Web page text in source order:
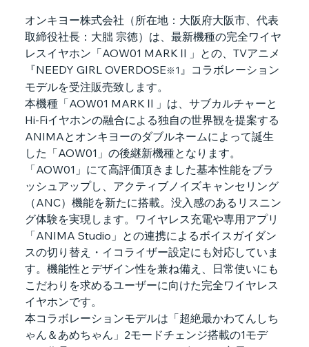
オンキヨー株式会社（所在地：大阪府大阪市、代表
取締役社長：大朏 宗徳）は、最新機種の完全ワイヤ
レスイヤホン「AOW01 MARKⅡ」との、TVアニメ
『NEEDY GIRL OVERDOSE※1 』コラボレーション
モデルを受注販売致します。
本機種「AOW01 MARKⅡ」は、サブカルチャーと
Hi-Fiイヤホンの融合による独自の世界観を提案する
ANIMAとオンキヨーのダブルネームによって誕生
した「AOW01」の後継新機種となります。
「AOW01」にて高評価頂きました基本性能をブラ
ッシュアップし、アクティブノイズキャンセリング
（ANC）機能を新たに搭載。没入感のあるリスニン
グ体験を実現します。ワイヤレス充電や専用アプリ
「ANIMA Studio」との連携によるボイスガイダン
スの切り替え・イコライザー設定にも対応していま
す。機能性とデザイン性を兼ね備え、日常使いにも
こだわりを求めるユーザーに向けた完全ワイヤレス
イヤホンです。
本コラボレーションモデルは「超絶最かわてんしち
ゃん＆あめちゃん」2モードチェンジ搭載の1モデ